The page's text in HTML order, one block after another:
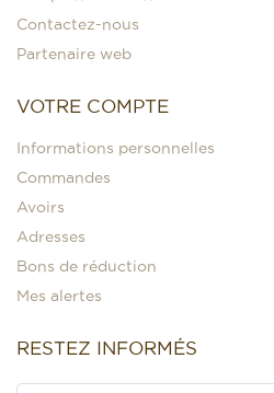
Contactez-nous
Partenaire web
VOTRE COMPTE
Informations personnelles
Commandes
Avoirs
Adresses
Bons de réduction
Mes alertes
RESTEZ INFORMÉS